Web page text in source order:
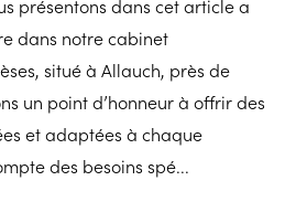
présentons dans cet article a
dans notre cabinet
situé à Allauch, près de
un point d’honneur à offrir des
et adaptées à chaque
des besoins spé...